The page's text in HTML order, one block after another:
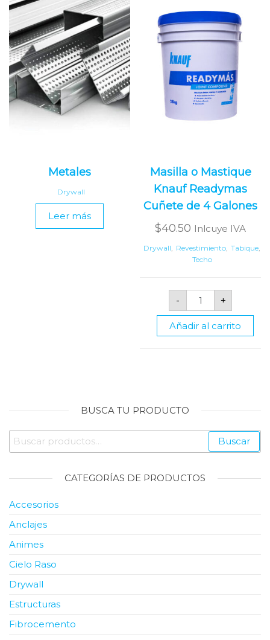
Metales
Drywall
Leer más
Masilla o Mastique
Knauf Readymas
Cuñete de 4 Galones
$40.50 Inlcuye IVA
Drywall, Revestimiento, Tabique,
Techo
-
Masilla
o
Mastique
Knauf
Readymas
Cuñete
+
Añadir al carrito
BUSCA TU PRODUCTO
Buscar
por:
Buscar
CATEGORÍAS DE PRODUCTOS
Accesorios
Anclajes
Animes
Cielo Raso
Drywall
Estructuras
Fibrocemento